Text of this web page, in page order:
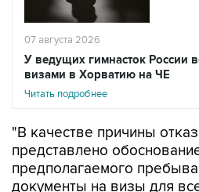
07 августа 2026
У ведущих гимнасток России
визами в Хорватию на ЧЕ
Читать подробнее
"В качестве причины
представлено
предполагаемого
документы на визы для